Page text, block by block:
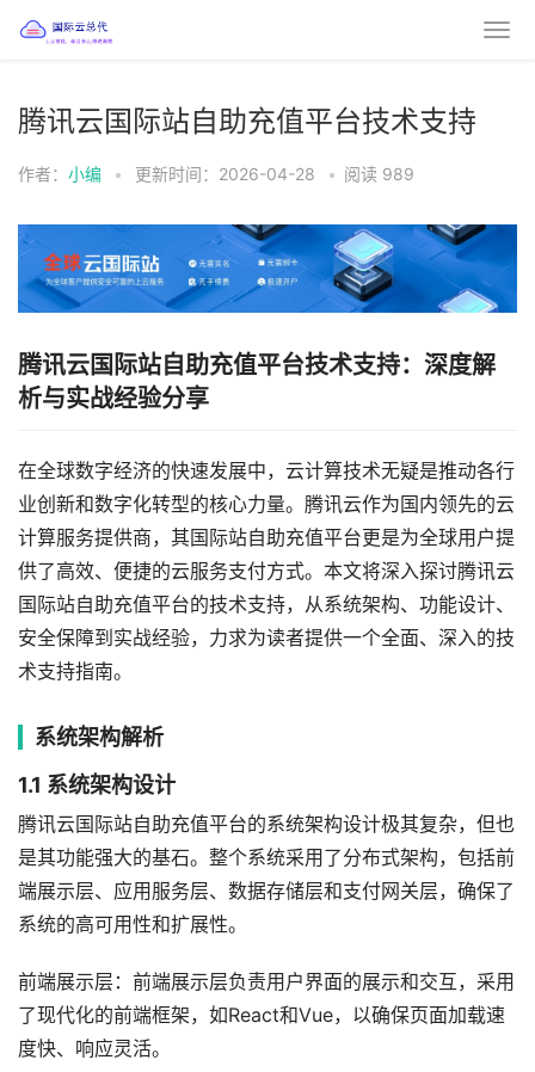
腾讯云国际站自助充值平台技术支持
作者： 小编 • 更新时间：2026-04-28 • 阅读 989
腾讯云国际站自助充值平台技术支持：深度解
析与实战经验分享
在全球数字经济的快速发展中，云计算技术无疑是推动各行
业创新和数字化转型的核心力量。腾讯云作为国内领先的云
计算服务提供商，其国际站自助充值平台更是为全球用户提
供了高效、便捷的云服务支付方式。本文将深入探讨腾讯云
国际站自助充值平台的技术支持，从系统架构、功能设计、
安全保障到实战经验，力求为读者提供一个全面、深入的技
术支持指南。
系统架构解析
1.1 系统架构设计
腾讯云国际站自助充值平台的系统架构设计极其复杂，但也
是其功能强大的基石。整个系统采用了分布式架构，包括前
端展示层、应用服务层、数据存储层和支付网关层，确保了
系统的高可用性和扩展性。
前端展示层：前端展示层负责用户界面的展示和交互，采用
了现代化的前端框架，如React和Vue，以确保页面加载速
度快、响应灵活。